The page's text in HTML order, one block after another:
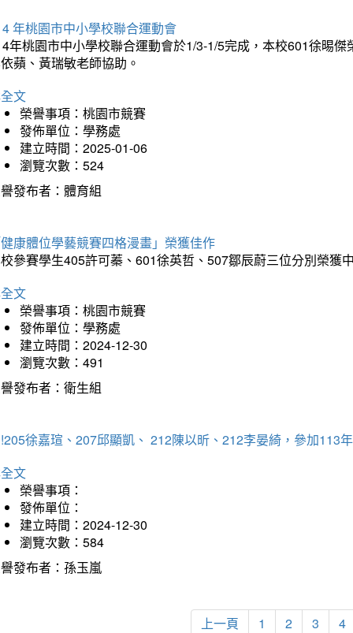
年桃園市中小學校聯合運動會
年桃園市中小學校聯合運動會於1/3-1/5完成，本校601徐晹
蘋、黃瑞敏老師協助。
文
榮譽事項：桃園市競賽
發佈單位：學務處
建立時間：2025-01-06
瀏覽次數：524
發布者：體育組
康體位學藝競賽四格漫畫」榮獲佳作
參賽學生405許可蓁、601徐英哲、507鄒辰蔚三位分別榮獲
文
榮譽事項：桃園市競賽
發佈單位：學務處
建立時間：2024-12-30
瀏覽次數：491
發布者：衛生組
徐嘉瑄、207邱顯凱、 212陳以昕、212李晏綺，參加113
文
榮譽事項：
發佈單位：
建立時間：2024-12-30
瀏覽次數：584
發布者：孫玉嵐
上一頁 1 2 3 4